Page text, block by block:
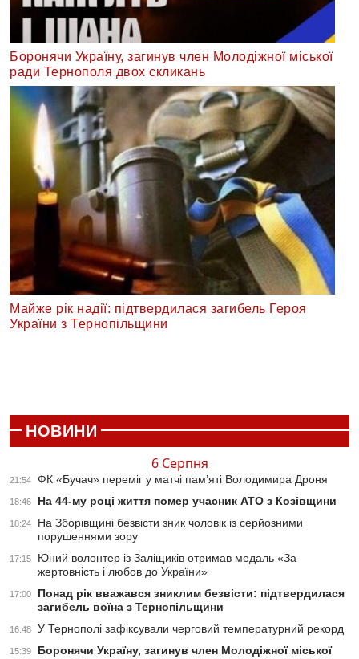
Боронячи Україну, загинув член Молодіжної міської
ради Тернополя двох скликань
Майже рік надії: підтвердилася загибель Героя
України з Тернопільщини
НОВИНИ
6 Серпня
21:54 ФК «Бучач» переміг у матчі пам’яті Володимира Дроня
18:46 На 44-му році життя помер учасник АТО з Козівщини
18:24
На Зборівщині безвісти зник чоловік із серйозними
порушеннями зору
17:15
Юний волонтер із Заліщиків отримав медаль «За
жертовність і любов до України»
17:00
Понад рік вважався зниклим безвісти: підтвердилася
загибель воїна з Тернопільщини
16:48 У Тернополі зафіксували черговий температурний рекорд
15:39
Боронячи Україну, загинув член Молодіжної міської